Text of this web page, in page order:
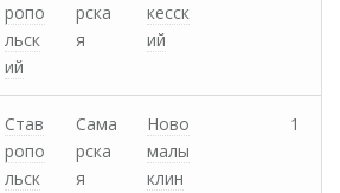
ропо
льск
ий
рска
я
кесск
ий
Став
ропо
льск
Сама
рска
я
Ново
малы
клин
1